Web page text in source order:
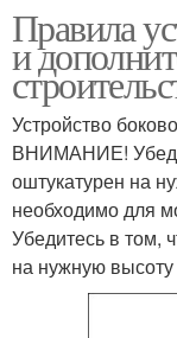
Правила
и
Устройство
ВНИМАНИЕ!
оштукатурен на
необходимо для
Убедитесь в том,
на нужную высоту